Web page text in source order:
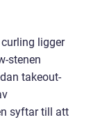
ligger
stenen
takeout-
syftar till att